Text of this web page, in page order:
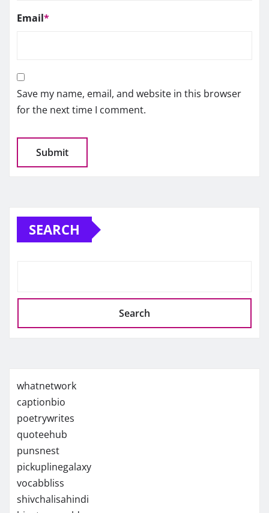
Email*
Save my name, email, and website in this browser
for the next time I comment.
SEARCH
Search
whatnetwork
captionbio
poetrywrites
quoteehub
punsnest
pickuplinegalaxy
vocabbliss
shivchalisahindi